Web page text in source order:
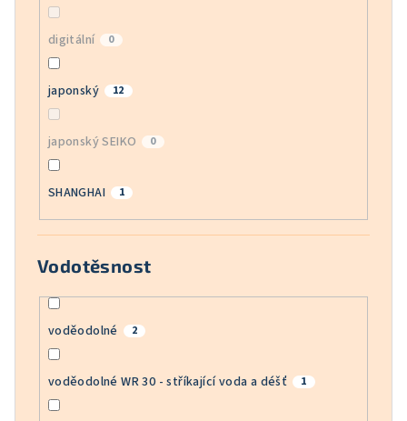
digitální 0
japonský 12
japonský SEIKO 0
SHANGHAI 1
Vodotěsnost
voděodolné 2
voděodolné WR 30 - stříkající voda a déšť 1